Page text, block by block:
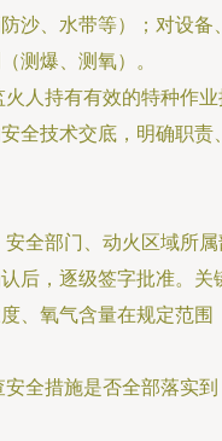
沙、水带等）；对设备
测爆、测氧）。
人持有有效的特种作业
全技术交底，明确职责
全部门、动火区域所属
后，逐级签字批准。关
、氧气含量在规定范围
全措施是否全部落实到